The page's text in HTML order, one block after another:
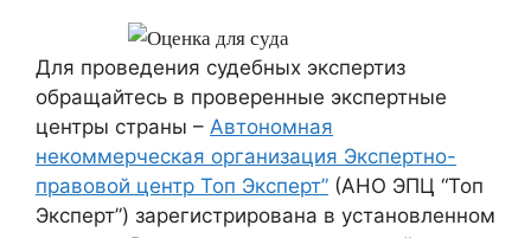
Для проведения судебных экспертиз
обращайтесь в проверенные экспертные
центры страны – Автономная
некоммерческая организация Экспертно-
правовой центр Топ Эксперт” (АНО ЭПЦ “Топ
Эксперт”) зарегистрирована в установленном